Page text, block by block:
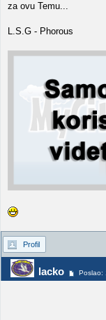
za ovu Temu...
L.S.G - Phorous
Profil
lacko Poslao: